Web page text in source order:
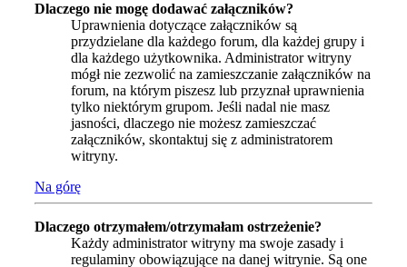
Dlaczego nie mogę dodawać załączników?
Uprawnienia dotyczące załączników są
przydzielane dla każdego forum, dla każdej grupy i
dla każdego użytkownika. Administrator witryny
mógł nie zezwolić na zamieszczanie załączników na
forum, na którym piszesz lub przyznał uprawnienia
tylko niektórym grupom. Jeśli nadal nie masz
jasności, dlaczego nie możesz zamieszczać
załączników, skontaktuj się z administratorem
witryny.
Na górę
Dlaczego otrzymałem/otrzymałam ostrzeżenie?
Każdy administrator witryny ma swoje zasady i
regulaminy obowiązujące na danej witrynie. Są one